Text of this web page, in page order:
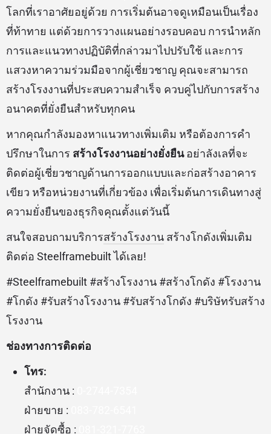
โลกที่เราอาศัยอยู่ด้วย การเริ่มต้นอาจดูเหมือนเป็นเรื่อง
ที่ท้าทาย แต่ด้วยการวางแผนอย่างรอบคอบ การนำหลัก
การและแนวทางปฏิบัติที่กล่าวมาไปปรับใช้ และการ
แสวงหาความร่วมมือจากผู้เชี่ยวชาญ คุณจะสามารถ
สร้างโรงงานที่ประสบความสำเร็จ ควบคู่ไปกับการสร้าง
อนาคตที่ยั่งยืนสำหรับทุกคน
หากคุณกำลังมองหาแนวทางเพิ่มเติม หรือต้องการคำ
ปรึกษาในการ สร้างโรงงานอย่างยั่งยืนอย่าลังเลที่จะ
ติดต่อผู้เชี่ยวชาญด้านการออกแบบและก่อสร้างอาคาร
เขียว หรือหน่วยงานที่เกี่ยวข้อง เพื่อเริ่มต้นการเดินทางสู่
ความยั่งยืนของธุรกิจคุณตั้งแต่วันนี้
สนใจสอบถามบริการสร้างโรงงาน สร้างโกดังเพิ่มเติม
ติดต่อ Steelframebuilt ได้เลย!
#Steelframebuilt #สร้างโรงงาน #สร้างโกดัง #โรงงาน
#โกดัง #รับสร้างโรงงาน #รับสร้างโกดัง #บริษัทรับสร้าง
โรงงาน
ช่องทางการติดต่อ
โทร:
สำนักงาน :
ฝ่ายขาย :
ฝ่ายจัดซื้อ :